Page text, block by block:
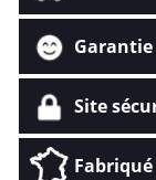
Site